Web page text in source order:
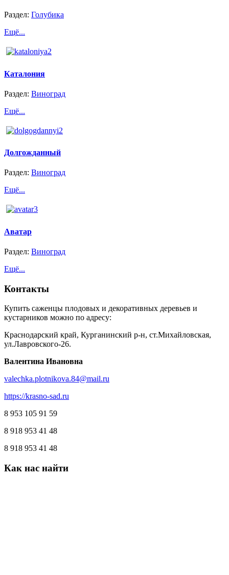
Раздел: Голубика
Ещё...
Каталония
Раздел: Виноград
Ещё...
Долгожданный
Раздел: Виноград
Ещё...
Аватар
Раздел: Виноград
Ещё...
Контакты
Купить саженцы плодовых и декоративных деревьев и
кустарников можно по адресу:
Краснодарский край, Курганинский р-н, ст.Михайловская,
ул.Лавровского-26.
Валентина Ивановна
valechka.plotnikova.84@mail.ru
https://krasno-sad.ru
8 953 105 91 59
8 918 953 41 48
8 918 953 41 48
Как нас найти